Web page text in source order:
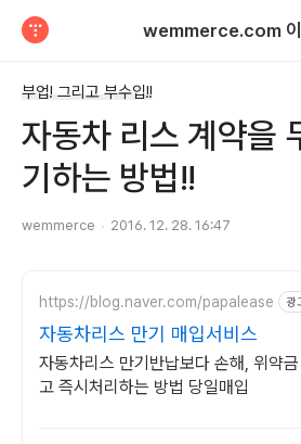
wemmerce.com 이
부업! 그리고 부수입!!
자동차 리스 계약을
기하는 방법!!
wemmerce 2016. 12. 28. 16:47
https://blog.naver.com/papalease 광
자동차리스 만기 매입서비스
자동차리스 만기반납보다 손해, 위약금
고 즉시처리하는 방법 당일매입